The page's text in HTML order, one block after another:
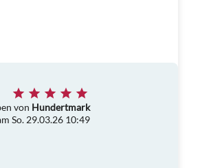
von Hundertmark
So. 29.03.26 10:49